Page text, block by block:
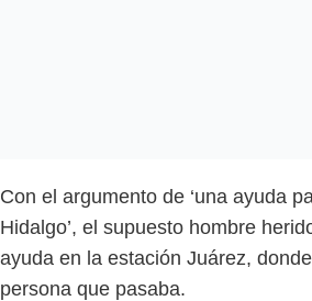
Con el argumento de ‘una ayuda
Hidalgo’, el supuesto hombre
ayuda en la estación Juárez,
persona que pasaba.